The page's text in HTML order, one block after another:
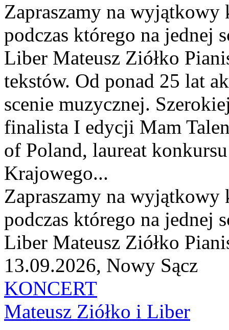
Zapraszamy na wyjątkowy
podczas którego na jednej
Liber Mateusz Ziółko
tekstów. Od ponad 25 lat
scenie muzycznej.
finalista I edycji Mam
of Poland, laureat
Krajowego...
Zapraszamy na wyjątkowy
podczas którego na jednej
Liber Mateusz Ziółko
13.09.2026, Nowy Sącz
KONCERT
Mateusz Ziółko i Liber